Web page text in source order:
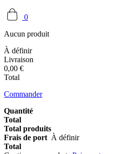
0
Aucun produit
À définir
Livraison
0,00 €
Total
Commander
Quantité
Total
Total produits
Frais de port À définir
Total